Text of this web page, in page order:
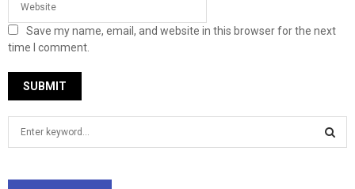
Save my name, email, and website in this browser for the next
time I comment.